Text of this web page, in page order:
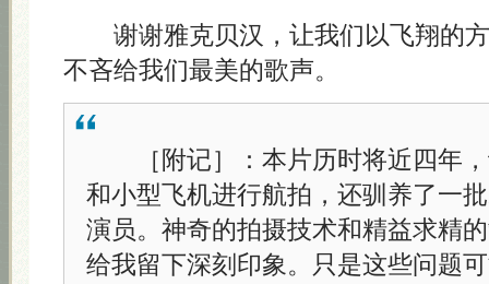
谢谢雅克贝汉，让我们以飞翔的方
不吝给我们最美的歌声。
［附记］：本片历时将近四年，
和小型飞机进行航拍，还驯养了一
演员。神奇的拍摄技术和精益求精
给我留下深刻印象。只是这些问题